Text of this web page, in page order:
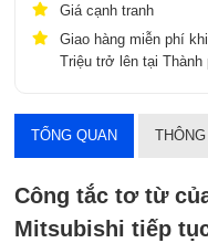
Giá cạnh tranh
Giao hàng miễn phí
Triệu trở lên tại Thành
TỔNG QUAN
Công tắc tơ từ
Mitsubishi tiếp